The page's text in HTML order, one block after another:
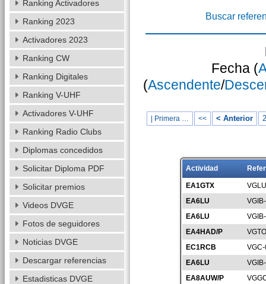
Buscar
Fecha (
(Ascendente/
| Primera … << < Anterior
Actividad
EA1GTX
EA6LU
EA6LU
EA4HAD/P
EC1RCB
EA6LU
EA8AUW/P
Ranking Activadores
Ranking 2023
Activadores 2023
Ranking CW
Ranking Digitales
Ranking V-UHF
Activadores V-UHF
Ranking Radio Clubs
Diplomas concedidos
Solicitar Diploma PDF
Solicitar premios
Videos DVGE
Fotos de seguidores
Noticias DVGE
Descargar referencias
Estadisticas DVGE